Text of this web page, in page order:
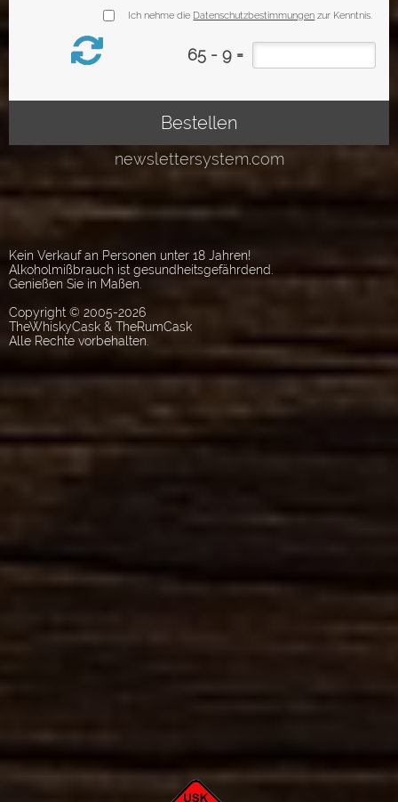
Kein Verkauf an Personen unter 18 Jahren!
Alkoholmißbrauch ist gesundheitsgefährdend.
Genießen Sie in Maßen.
Copyright © 2005-2026
TheWhiskyCask & TheRumCask
Alle Rechte vorbehalten.